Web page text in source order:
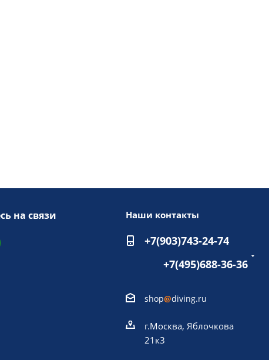
на связи Наши контакты
+7(903)743-24-74
+7(495)688-36-36
shop@diving.ru
г.Москва, Яблочкова
21к3